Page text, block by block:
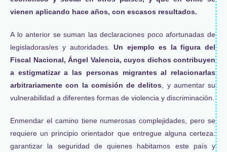
vienen aplicando hace años, con escasos resultados.
A lo anterior se suman las declaraciones poco afortunadas de
legisladoras/es y autoridades.Un ejemplo es la figura del
Fiscal Nacional, Ángel Valencia, cuyos dichos contribuyen
a estigmatizar a las personas migrantes al relacionarlas
arbitrariamente con la comisión de delitos , y aumentar su
vulnerabilidad a diferentes formas de violencia y discriminación.
Enmendar el camino tiene numerosas complejidades, pero se
requiere un principio orientador que entregue alguna certeza:
garantizar la seguridad de quienes habitamos este país y